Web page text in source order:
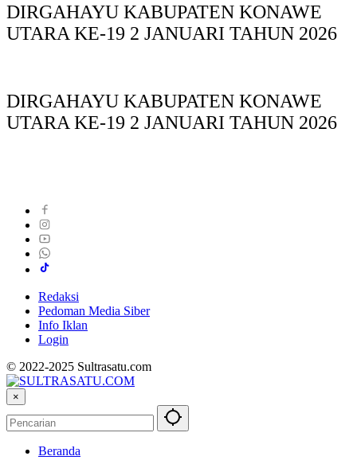
DIRGAHAYU KABUPATEN KONAWE
UTARA KE-19 2 JANUARI TAHUN 2026
DIRGAHAYU KABUPATEN KONAWE
UTARA KE-19 2 JANUARI TAHUN 2026
Redaksi
Pedoman Media Siber
Info Iklan
Login
© 2022-2025 Sultrasatu.com
×
Beranda